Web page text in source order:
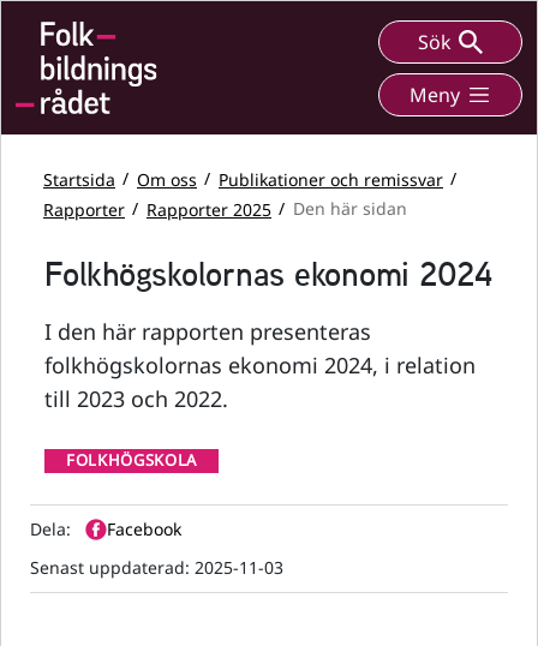
Sök
Meny
Startsida Om oss
Publikationer och remissvar
Rapporter
Rapporter 2025 Den här sidan
Folkhögskolornas ekonomi 2024
I den här rapporten presenteras
folkhögskolornas ekonomi 2024, i relation
till 2023 och 2022.
FOLKHÖGSKOLA
Dela:
Facebook
Senast uppdaterad: 2025-11-03